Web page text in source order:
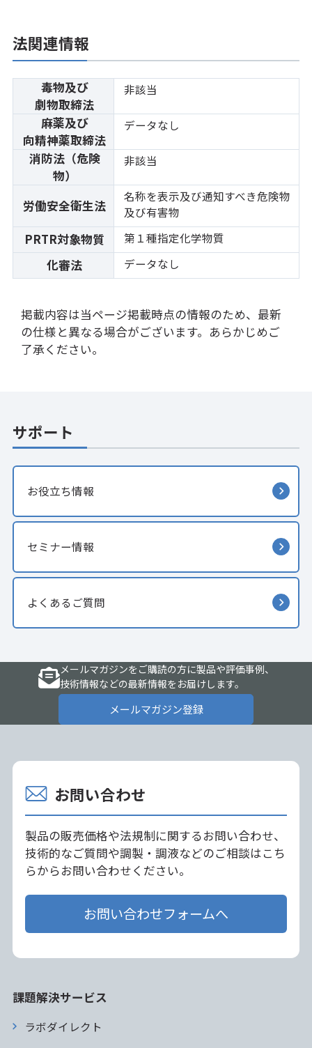
法関連情報
毒物及び
劇物取締法
非該当
麻薬及び
向精神薬取締法
データなし
消防法（危険
物）
非該当
労働安全衛生法
名称を表示及び通知すべき危険物
及び有害物
PRTR対象物質 第１種指定化学物質
化審法 データなし
掲載内容は当ページ掲載時点の情報のため、最新
の仕様と異なる場合がございます。あらかじめご
了承ください。
サポート
お役立ち情報
セミナー情報
よくあるご質問
メールマガジンをご購読の方に製品や評価事例、
技術情報などの最新情報をお届けします。
メールマガジン登録
お問い合わせ
製品の販売価格や法規制に関するお問い合わせ、
技術的なご質問や調製・調液などのご相談はこち
らからお問い合わせください。
お問い合わせフォームへ
課題解決サービス
ラボダイレクト